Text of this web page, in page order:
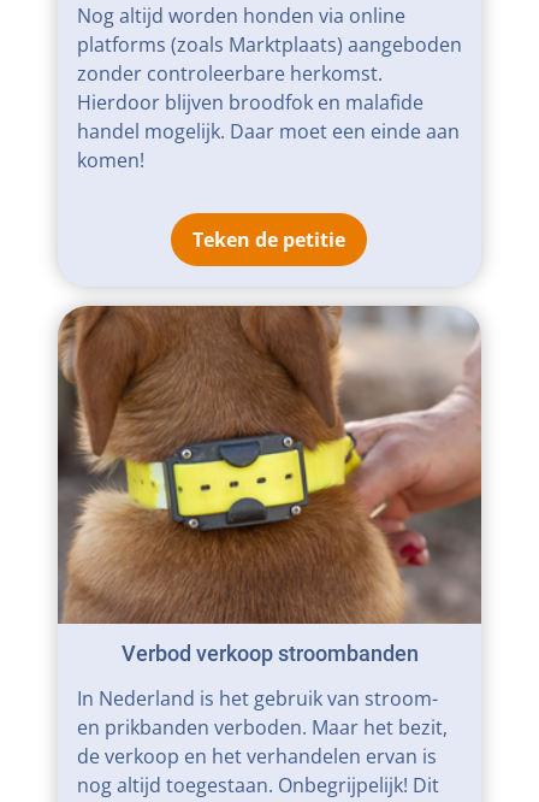
Nog altijd worden honden via online
platforms (zoals Marktplaats) aangeboden
zonder controleerbare herkomst.
Hierdoor blijven broodfok en malafide
handel mogelijk. Daar moet een einde aan
komen!
Teken de petitie
Verbod verkoop stroombanden
In Nederland is het gebruik van stroom-
en prikbanden verboden. Maar het bezit,
de verkoop en het verhandelen ervan is
nog altijd toegestaan. Onbegrijpelijk! Dit